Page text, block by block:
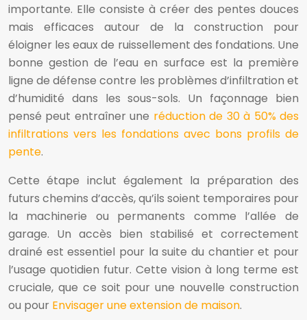
importante. Elle consiste à créer des pentes douces
mais efficaces autour de la construction pour
éloigner les eaux de ruissellement des fondations. Une
bonne gestion de l’eau en surface est la première
ligne de défense contre les problèmes d’infiltration et
d’humidité dans les sous-sols. Un façonnage bien
pensé peut entraîner une réduction de 30 à 50% des
infiltrations vers les fondations avec bons profils de
pente.
Cette étape inclut également la préparation des
futurs chemins d’accès, qu’ils soient temporaires pour
la machinerie ou permanents comme l’allée de
garage. Un accès bien stabilisé et correctement
drainé est essentiel pour la suite du chantier et pour
l’usage quotidien futur. Cette vision à long terme est
cruciale, que ce soit pour une nouvelle construction
ou pour Envisager une extension de maison.